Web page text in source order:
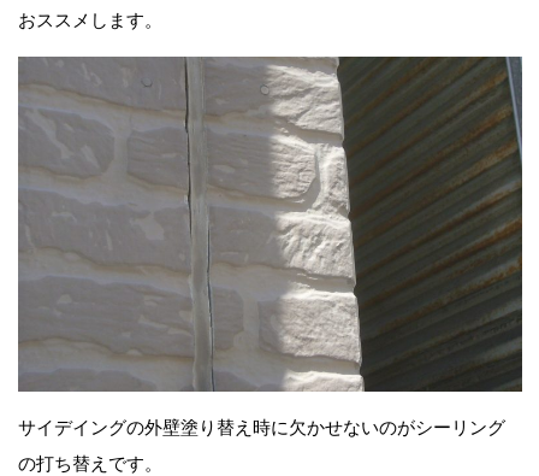
おススメします。
サイデイングの外壁塗り替え時に欠かせないのがシーリング
の打ち替えです。